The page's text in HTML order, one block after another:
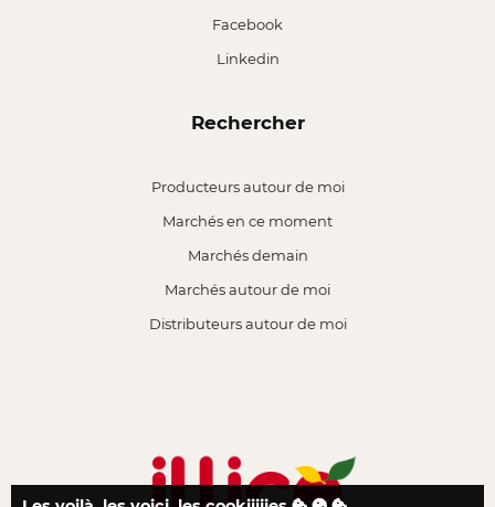
Facebook
Linkedin
Rechercher
Producteurs autour de moi
Marchés en ce moment
Marchés demain
Marchés autour de moi
Distributeurs autour de moi